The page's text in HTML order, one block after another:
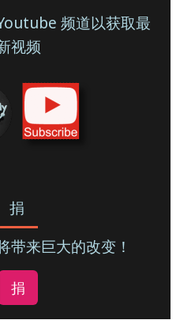
频道以获取最
视频
捐
带来巨大的改变！
捐